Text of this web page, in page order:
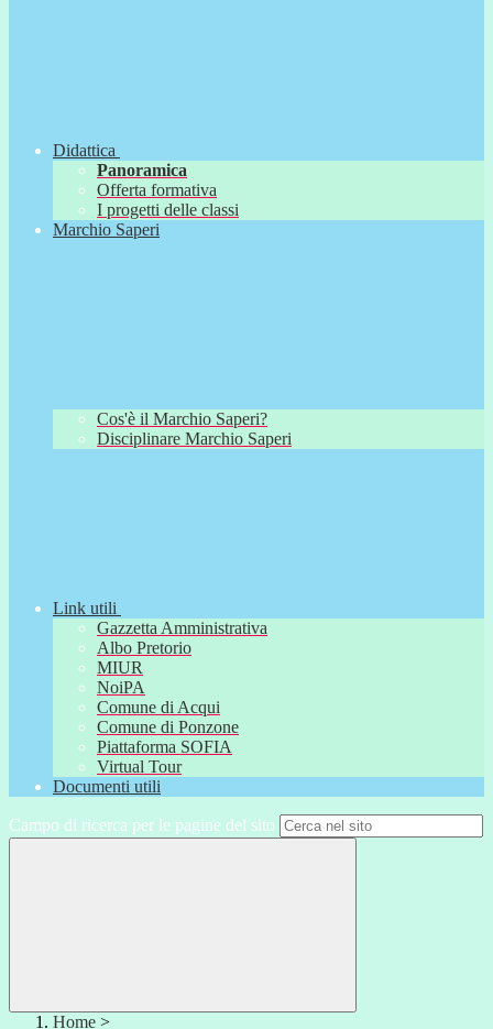
Didattica
Panoramica
Offerta formativa
I progetti delle classi
Marchio Saperi
Cos'è il Marchio Saperi?
Disciplinare Marchio Saperi
Link utili
Gazzetta Amministrativa
Albo Pretorio
MIUR
NoiPA
Comune di Acqui
Comune di Ponzone
Piattaforma SOFIA
Virtual Tour
Documenti utili
Campo di ricerca per le pagine del sito
Home >